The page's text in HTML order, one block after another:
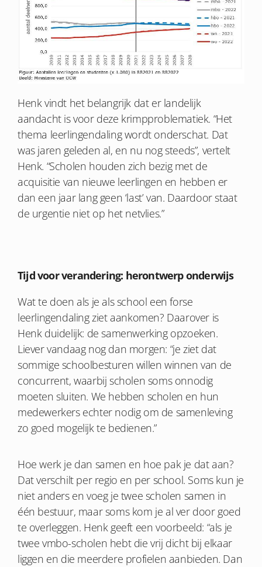
Henk vindt het belangrijk dat er landelijk
aandacht is voor deze krimpproblematiek. “Het
thema leerlingendaling wordt onderschat. Dat
was jaren geleden al, en nu nog steeds”, vertelt
Henk. “Scholen houden zich bezig met de
acquisitie van nieuwe leerlingen en hebben er
dan een jaar lang geen ‘last’ van. Daardoor staat
de urgentie niet op het netvlies.”
Tijd voor verandering: herontwerp onderwijs
Wat te doen als je als school een forse
leerlingendaling ziet aankomen? Daarover is
Henk duidelijk: de samenwerking opzoeken.
Liever vandaag nog dan morgen: “je ziet dat
sommige schoolbesturen willen winnen van de
concurrent, waarbij scholen soms onnodig
moeten sluiten. We hebben scholen en hun
medewerkers echter nodig om de samenleving
zo goed mogelijk te bedienen.”
Hoe werk je dan samen en hoe pak je dat aan?
Dat verschilt per regio en per school. Soms kun je
niet anders en voeg je twee scholen samen in
één bestuur, maar soms kom je al ver door goed
te overleggen. Henk geeft een voorbeeld: “als je
twee vmbo-scholen hebt die vrij dicht bij elkaar
liggen en die meerdere profielen aanbieden. Dan